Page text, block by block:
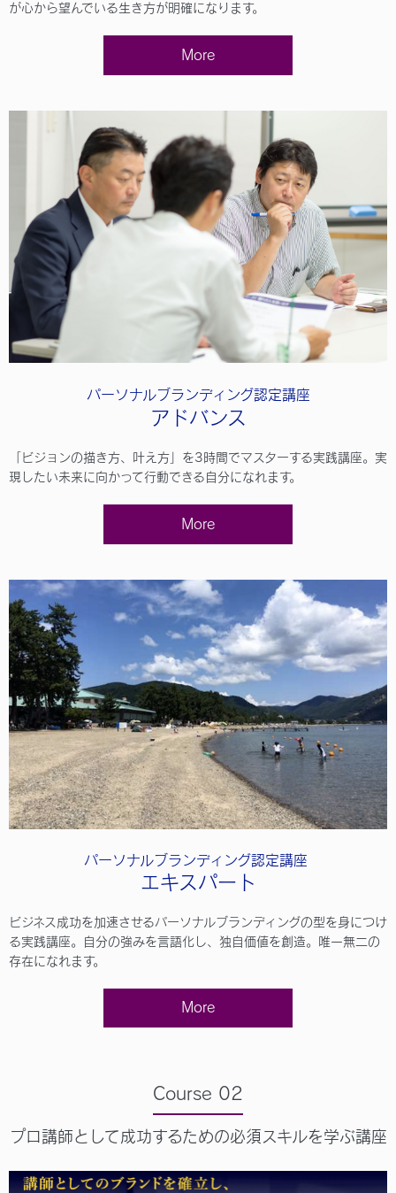
が心から望んでいる生き方が明確になります。
More
パーソナルブランディング認定講座
アドバンス
「ビジョンの描き方、叶え方」を3時間でマスターする実践講座。実
現したい未来に向かって行動できる自分になれます。
More
パーソナルブランディング認定講座
エキスパート
ビジネス成功を加速させるパーソナルブランディングの型を身につけ
る実践講座。自分の強みを言語化し、独自価値を創造。唯一無二の
存在になれます。
More
Course 02
プロ講師として成功するための必須スキルを学ぶ講座